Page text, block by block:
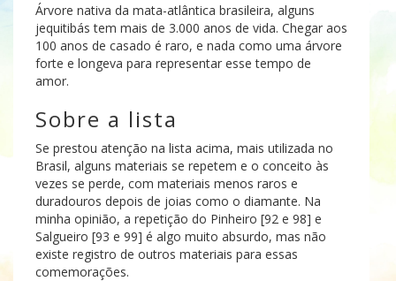
Árvore nativa da mata-atlântica brasileira, alguns
jequitibás tem mais de 3.000 anos de vida. Chegar aos
100 anos de casado é raro, e nada como uma árvore
forte e longeva para representar esse tempo de
amor.
Sobre a lista
Se prestou atenção na lista acima, mais utilizada no
Brasil, alguns materiais se repetem e o conceito às
vezes se perde, com materiais menos raros e
duradouros depois de joias como o diamante. Na
minha opinião, a repetição do Pinheiro [92 e 98] e
Salgueiro [93 e 99] é algo muito absurdo, mas não
existe registro de outros materiais para essas
comemorações.